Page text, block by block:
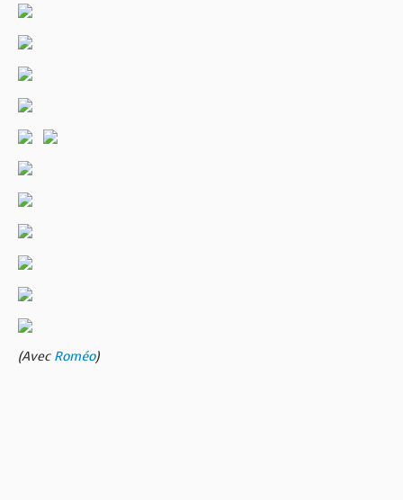
(Avec Roméo)